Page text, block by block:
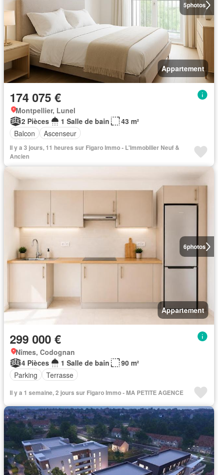
5photos
Appartement
174 075 €
Montpellier, Lunel
2 Pièces
1 Salle de bain
43 m²
Balcon
Ascenseur
Il y a 3 jours, 11 heures sur Figaro Immo - L'Immobilier Neuf &
Ancien
6photos
Appartement
299 000 €
Nîmes, Codognan
4 Pièces
1 Salle de bain
90 m²
Parking
Terrasse
Il y a 1 semaine, 2 jours sur Figaro Immo - MA PETITE AGENCE